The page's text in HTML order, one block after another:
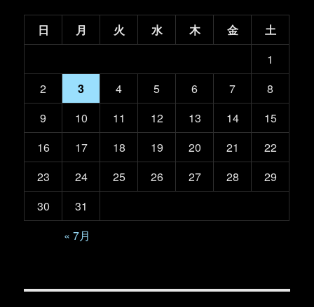
日 月 火 水 木 金
土
1
2
3 4 5 6 7
8
9
10 11 12 13 14
15
16
17 18 19 20 21
22
23
24 25 26 27 28
29
30
31
« 7月